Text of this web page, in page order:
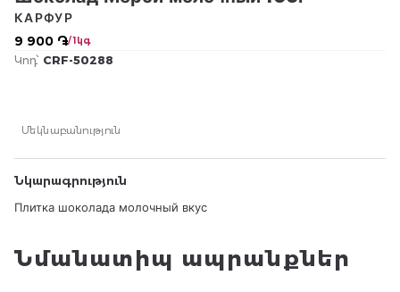
9 900 ֏/ 1կգ
КАРФУР
Կոդ՝ CRF-50288
Մեկնաբանություն
Նկարագրություն
Плитка шоколада молочный вкус
Նմանատիպ ապրանքներ